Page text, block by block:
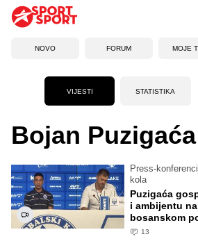
NOVO FORUM MOJE
VIJESTI STATISTIKA
Bojan Puzigaća
Press-
kola
Puzigaća
i ambijentu
bosanskom
13